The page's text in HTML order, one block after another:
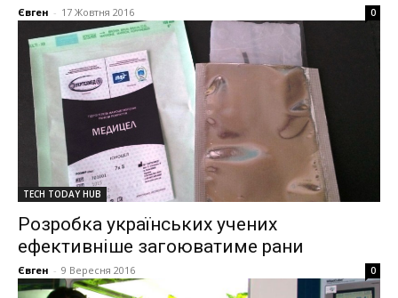
Євген - 17 Жовтня 2016 0
TECH TODAY HUB
Розробка українських учених
ефективніше загоюватиме рани
Євген - 9 Вересня 2016 0